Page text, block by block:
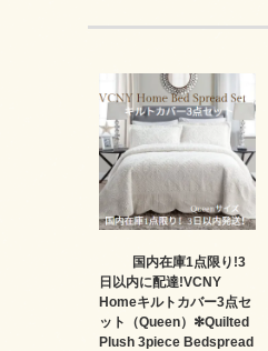
国内在庫1点限り!3
日以内に配達!VCNY
Homeキルトカバー3点セ
ット（Queen）✻Quilted
Plush 3piece Bedspread